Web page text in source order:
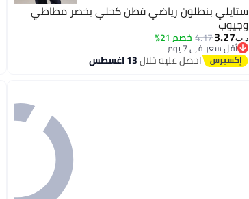
ستايلي بنطلون رياضي قطن كحلي بخصر مطاطي
وجيوب
د.ب‏3.27
4.17خصم 21%
أقل سعر في 7 يوم
أقل سعر في 7 يوماحصل عليه خلال13 اغسطس